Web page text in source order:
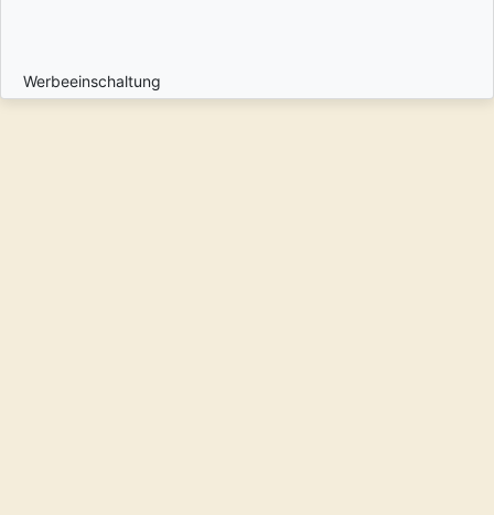
Werbeeinschaltung